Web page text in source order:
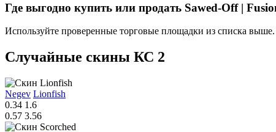
Где выгодно купить или продать Sawed-Off |
Используйте проверенные торговые площадки из списка
Случайные скины КС 2
Negev Lionfish
0.34 1.6
0.57 3.56